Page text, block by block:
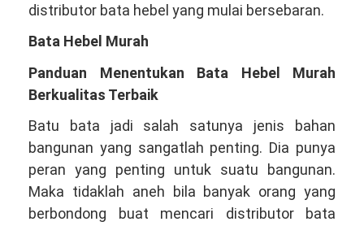
distributor bata hebel yang mulai bersebaran.
Bata Hebel Murah
Panduan Menentukan Bata Hebel Murah
Berkualitas Terbaik
Batu bata jadi salah satunya jenis bahan
bangunan yang sangatlah penting. Dia punya
peran yang penting untuk suatu bangunan.
Maka tidaklah aneh bila banyak orang yang
berbondong buat mencari distributor bata